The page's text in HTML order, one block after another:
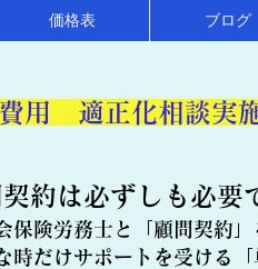
用 適正化相談実
約は必ずしも必要
保険労務士と「顧問契約
時だけサポートを受ける
価格表 ブログ